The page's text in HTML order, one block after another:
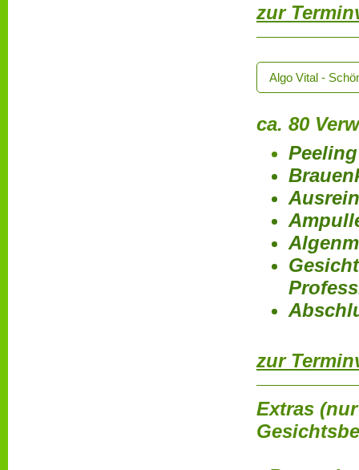
zur
Algo Vital -
ca. 80
zur
Extras